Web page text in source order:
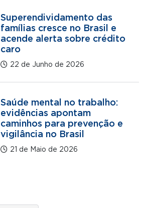
Superendividamento das
famílias cresce no Brasil e
acende alerta sobre crédito
caro
22 de Junho de 2026
Saúde mental no trabalho:
evidências apontam
caminhos para prevenção e
vigilância no Brasil
21 de Maio de 2026